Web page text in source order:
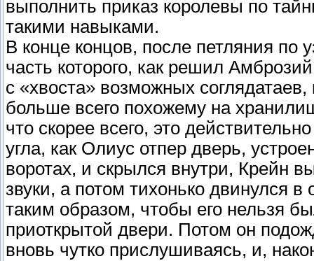
выполнить приказ королевы по
такими навыками.
В конце концов, после петляния
часть которого, как решил
с «хвоста» возможных
больше всего похожему на
что скорее всего, это
угла, как Олиус отпер дверь,
воротах, и скрылся внутри, Крейн
звуки, а потом тихонько двинулся
таким образом, чтобы его нельзя
приоткрытой двери. Потом он
вновь чутко прислушиваясь, и,